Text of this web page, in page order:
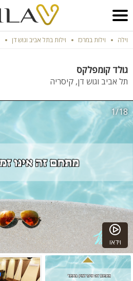
וילה וילות במרכז וילות בתל אביב וגוש דן
גולד קומפלקס
תל אביב וגוש דן, קיסריה
וידאו
1/18